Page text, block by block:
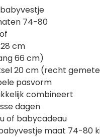
74-80
cm
66 cm)
20 cm (recht
pasvorm
combineert
dagen
of babycadeau
maat 74-80